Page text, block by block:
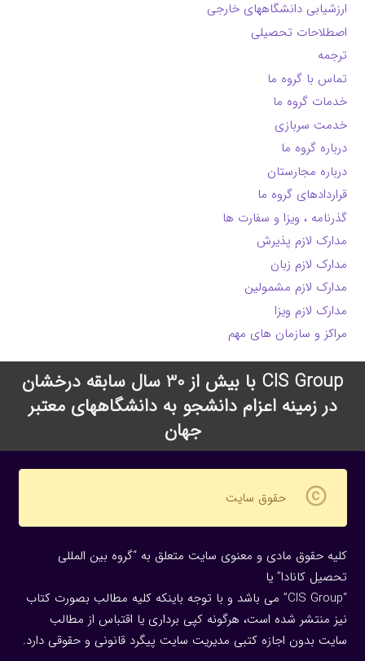
ارزشیابی دانشگاههای خارجی
اصطلاحات تحصیلی
ترجمه
تماس با گروه ما
خدمات گروه ما
خدمت سربازی
درباره گروه ما
درباره مجارستان
قراردادهای گروه ما
گذرنامه ، ویزا و سفارت ها
مدارک لازم پذیرش
مدارک لازم زبان
مدارک لازم مشمولین
مدارک لازم ویزا
مراکز و سازمان های مهم
CIS Group با بیش از 30 سال سابقه درخشان
در زمینه اعزام دانشجو به دانشگاههای معتبر
جهان
copyright حقوق سایت
کلیه حقوق مادی و معنوی سایت متعلق به “گروه بین المللی
تحصیل کانادا” یا
“CIS Group” می باشد و با توجه باینکه کلیه مطالب بصورت کتاب
نیز منتشر شده است، هرگونه كپی برداری یا اقتباس از مطالب
سایت بدون اجازه كتبی مدیریت سایت پیگرد قانونی و حقوقی دارد.